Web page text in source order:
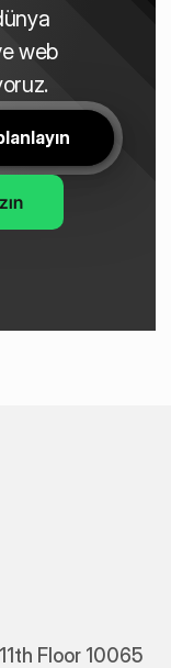
web
Floor 10065